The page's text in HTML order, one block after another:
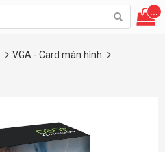
...
VGA - Card màn hình